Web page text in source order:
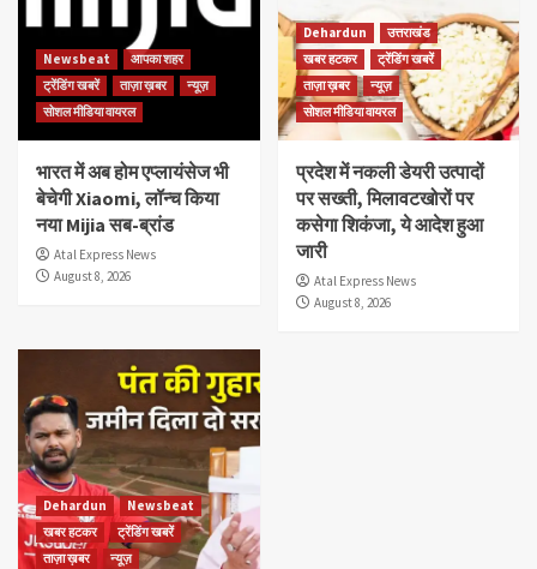
Newsbeat
आपका शहर
ट्रेंडिंग खबरें
ताज़ा ख़बर
न्यूज़
सोशल मीडिया वायरल
भारत में अब होम एप्लायंसेज भी
बेचेगी Xiaomi, लॉन्च किया
नया Mijia सब-ब्रांड
Atal Express News
August 8, 2026
Dehardun
उत्तराखंड
खबर हटकर
ट्रेंडिंग खबरें
ताज़ा ख़बर
न्यूज़
सोशल मीडिया वायरल
प्रदेश में नकली डेयरी उत्पादों
पर सख्ती, मिलावटखोरों पर
कसेगा शिकंजा, ये आदेश हुआ
जारी
Atal Express News
August 8, 2026
Dehardun
Newsbeat
खबर हटकर
ट्रेंडिंग खबरें
ताज़ा ख़बर
न्यूज़